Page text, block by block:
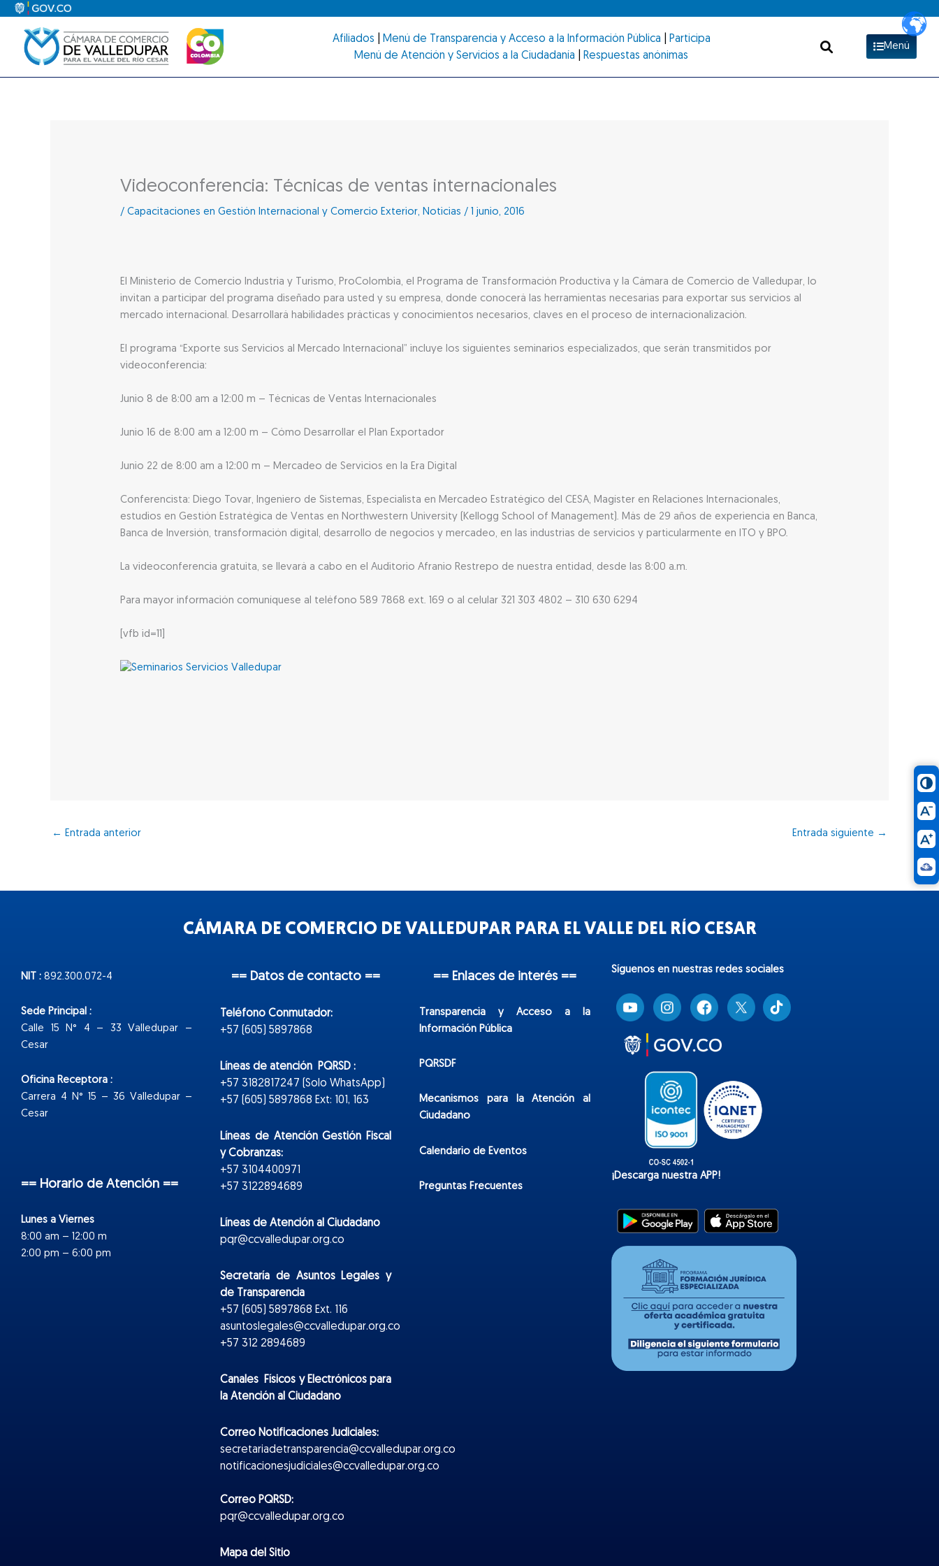
contenido
Afiliados Menú de Transparencia y Acceso a la Información Pública
Participa
Menú de Atención y Servicios a la Ciudadanía
Respuestas anónimas
Menú
Videoconferencia: Técnicas de ventas internacionales
/Capacitaciones en Gestión Internacional y Comercio Exterior, Noticias /1 junio, 2016
El Ministerio de Comercio Industria y Turismo, ProColombia, el Programa de Transformación Productiva y la Cámara de Comercio de Valledupar, lo
invitan a participar del programa diseñado para usted y su empresa, donde conocerá las herramientas necesarias para exportar sus servicios al
mercado internacional. Desarrollará habilidades prácticas y conocimientos necesarios, claves en el proceso de internacionalización.
El programa “Exporte sus Servicios al Mercado Internacional” incluye los siguientes seminarios especializados, que serán transmitidos por
videoconferencia:
Junio 8 de 8:00 am a 12:00 m – Técnicas de Ventas Internacionales
Junio 16 de 8:00 am a 12:00 m – Cómo Desarrollar el Plan Exportador
Junio 22 de 8:00 am a 12:00 m – Mercadeo de Servicios en la Era Digital
Conferencista: Diego Tovar, Ingeniero de Sistemas, Especialista en Mercadeo Estratégico del CESA, Magíster en Relaciones Internacionales,
estudios en Gestión Estratégica de Ventas en Northwestern University (Kellogg School of Management). Más de 29 años de experiencia en Banca,
Banca de Inversión, transformación digital, desarrollo de negocios y mercadeo, en las industrias de servicios y particularmente en ITO y BPO.
La videoconferencia gratuita, se llevará a cabo en el Auditorio Afranio Restrepo de nuestra entidad, desde las 8:00 a.m.
Para mayor información comuníquese al teléfono 589 7868 ext. 169 o al celular 321 303 4802 – 310 630 6294
[vfb id=11]
← Entrada anterior Entrada siguiente →
CÁMARA DE COMERCIO DE VALLEDUPAR PARA EL VALLE DEL RÍO CESAR
NIT : 892.300.072-4
Sede Principal :
Calle 15 N° 4 – 33 Valledupar –
Cesar
Oficina Receptora :
Carrera 4 N° 15 – 36 Valledupar –
Cesar
== Horario de Atención ==
Lunes a Viernes
8:00 am – 12:00 m
2:00 pm – 6:00 pm
== Datos de contacto ==
Teléfono Conmutador:
+57 (605) 5897868
Líneas de atención PQRSD :
+57 3182817247 (Solo WhatsApp)
+57 (605) 5897868 Ext: 101, 163
Líneas de Atención Gestión Fiscal
y Cobranzas:
+57 3104400971
+57 3122894689
Líneas de Atención al Ciudadano
pqr@ccvalledupar.org.co
Secretaría de Asuntos Legales y
de Transparencia
+57 (605) 5897868 Ext. 116
asuntoslegales@ccvalledupar.org.co
+57 312 2894689
Canales Físicos yElectrónicospara
la Atención al Ciudadano
Correo Notificaciones Judiciales:
secretariadetransparencia@ccvalledupar.org.co
notificacionesjudiciales@ccvalledupar.org.co
Correo PQRSD:
pqr@ccvalledupar.org.co
Mapa del Sitio
== Enlaces de interés ==
Transparencia y Acceso a la
Información Pública
PQRSDF
Mecanismos para la Atención al
Ciudadano
Calendario de Eventos
Preguntas Frecuentes
Síguenos en nuestras redes sociales
T
i
k
¡Descarga nuestra APP!